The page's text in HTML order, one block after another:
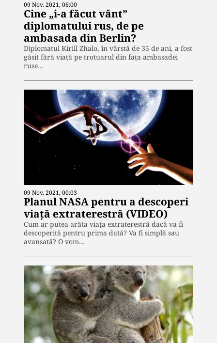
09 Nov. 2021, 06:00
Cine „i-a făcut vânt”
diplomatului rus, de pe
ambasada din Berlin?
Diplomatul Kirill Zhalo, în vârstă de 35 de ani, a fost
găsit fără viață pe trotuarul din fața ambasadei
ruse…
09 Nov. 2021, 00:03
Planul NASA pentru a descoperi
viață extraterestră (VIDEO)
Cum ar putea arăta viața extraterestră dacă va fi
descoperită pentru prima dată? Va fi simplă sau
avansată? O vom…